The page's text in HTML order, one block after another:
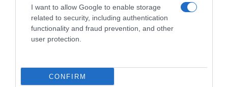
I want to allow Google to enable storage
related to security, including authentication
functionality and fraud prevention, and other
user protection.
CONFIRM
ΠΟΛΙΤΙΚΗ
Πιερρακάκης: «Έχουμε καλά νέα από το
Ευρωπαϊκό Κοινοβούλιο: Το ψηφιακό ευρώ θα
είναι πραγματικότητα έως το 2029»
09.07.2026 - 20:24